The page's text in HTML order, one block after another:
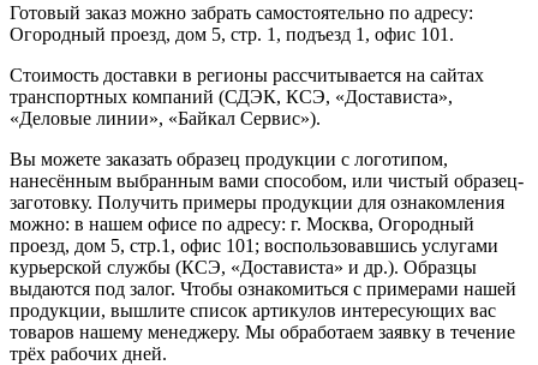
Готовый заказ можно забрать самостоятельно по адресу:
Огородный проезд, дом 5, стр. 1, подъезд 1, офис 101.
Стоимость доставки в регионы рассчитывается на сайтах
транспортных компаний (СДЭК, КСЭ, «Достависта»,
«Деловые линии», «Байкал Сервис»).
Вы можете заказать образец продукции с логотипом,
нанесённым выбранным вами способом, или чистый образец-
заготовку. Получить примеры продукции для ознакомления
можно: в нашем офисе по адресу: г. Москва, Огородный
проезд, дом 5, стр.1, офис 101; воспользовавшись услугами
курьерской службы (КСЭ, «Достависта» и др.). Образцы
выдаются под залог. Чтобы ознакомиться с примерами нашей
продукции, вышлите список артикулов интересующих вас
товаров нашему менеджеру. Мы обработаем заявку в течение
трёх рабочих дней.